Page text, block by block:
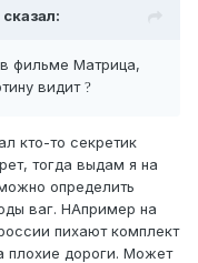
сказал:
фильме Матрица,
видит ?
кто-то секретик
тогда выдам я на
определить
ваг. НАпример на
пихают комплект
плохие дороги. Может